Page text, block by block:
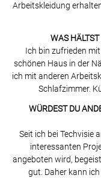
Arbeitskleidung
WAS
Ich bin zufrieden
schönen Haus in der
ich mit anderen
Schlafzimmer.
WÜRDEST DU
Seit ich bei Techvisie
interessanten
angeboten wird,
gut. Daher kann